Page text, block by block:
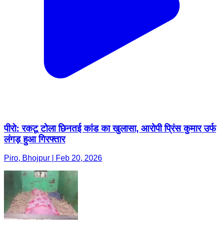
पीरो: रकटू टोला छिनतई कांड का खुलासा, आरोपी प्रिंस कुमार उर्फ
लंगड़ हुआ गिरफ्तार
Piro, Bhojpur | Feb 20, 2026